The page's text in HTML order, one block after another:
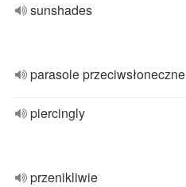
sunshades
parasole przeciwsłoneczne
piercingly
przenikliwie